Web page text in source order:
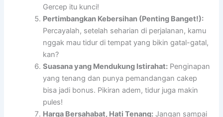
Gercep itu kunci!
Pertimbangkan Kebersihan (Penting Banget!):
Percayalah, setelah seharian di perjalanan, kamu
nggak mau tidur di tempat yang bikin gatal-gatal,
kan?
Suasana yang Mendukung Istirahat: Penginapan
yang tenang dan punya pemandangan cakep
bisa jadi bonus. Pikiran adem, tidur juga makin
pules!
Harga Bersahabat, Hati Tenang: Jangan sampai